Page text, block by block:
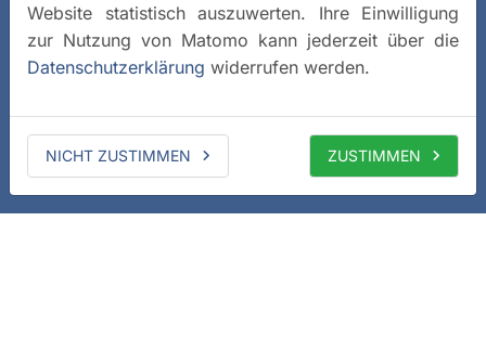
Website statistisch auszuwerten. Ihre Einwilligung
zur Nutzung von Matomo kann jederzeit über die
Datenschutzerklärung widerrufen werden.
NICHT ZUSTIMMEN ZUSTIMMEN